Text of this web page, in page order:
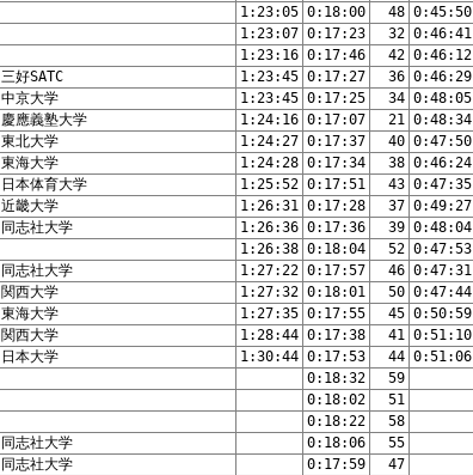
1:23:05 0:18:00 48 0:45:50
1:23:07 0:17:23 32 0:46:41
1:23:16 0:17:46 42 0:46:12
三好SATC 1:23:45 0:17:27 36 0:46:29
中京大学 1:23:45 0:17:25 34 0:48:05
慶應義塾大学 1:24:16 0:17:07 21 0:48:34
東北大学 1:24:27 0:17:37 40 0:47:50
東海大学 1:24:28 0:17:34 38 0:46:24
日本体育大学 1:25:52 0:17:51 43 0:47:35
近畿大学 1:26:31 0:17:28 37 0:49:27
同志社大学 1:26:36 0:17:36 39 0:48:04
1:26:38 0:18:04 52 0:47:53
同志社大学 1:27:22 0:17:57 46 0:47:31
関西大学 1:27:32 0:18:01 50 0:47:44
東海大学 1:27:35 0:17:55 45 0:50:59
関西大学 1:28:44 0:17:38 41 0:51:10
日本大学 1:30:44 0:17:53 44 0:51:06
0:18:32
59
0:18:02
51
0:18:22
58
同志社大学 0:18:06
55
同志社大学 0:17:59
47